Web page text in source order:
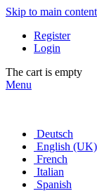
Skip to main content
Register
Login
The cart is empty
Menu
Deutsch
English (UK)
French
Italian
Spanish